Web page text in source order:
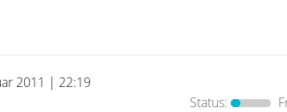
2011 | 22:19
Status: